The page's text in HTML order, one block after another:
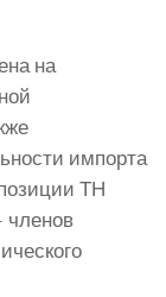
на
импорта
ТН
членов